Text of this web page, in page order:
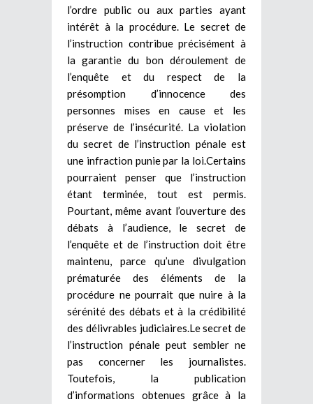
l’ordre public ou aux parties ayant
intérêt à la procédure. Le secret de
l’instruction contribue précisément à
la garantie du bon déroulement de
l’enquête et du respect de la
présomption d’innocence des
personnes mises en cause et les
préserve de l’insécurité. La violation
du secret de l’instruction pénale est
une infraction punie par la loi.Certains
pourraient penser que l’instruction
étant terminée, tout est permis.
Pourtant, même avant l’ouverture des
débats à l’audience, le secret de
l’enquête et de l’instruction doit être
maintenu, parce qu’une divulgation
prématurée des éléments de la
procédure ne pourrait que nuire à la
sérénité des débats et à la crédibilité
des délivrables judiciaires.Le secret de
l’instruction pénale peut sembler ne
pas concerner les journalistes.
Toutefois, la publication
d’informations obtenues grâce à la